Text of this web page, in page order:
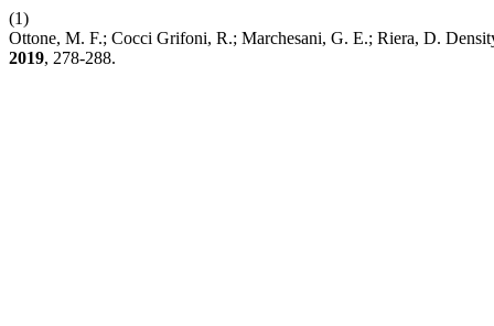
(1)
Ottone, M. F.; Cocci Grifoni, R.; Marchesani, G. E.; Riera, D.
2019, 278-288.